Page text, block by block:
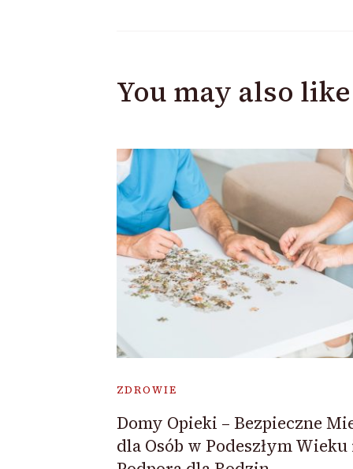
You may also like
ZDROWIE
Domy Opieki – Bezpieczne
dla Osób w Podeszłym Wieku